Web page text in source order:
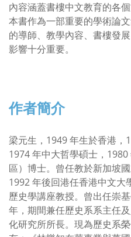
內容涵蓋書樓中文教育的各個
本書作為一部重要的學術論
的導師、教學內容、書樓發
影響十分重要。
作者簡介
梁元生，1949 年生於香港，
1974 年中大哲學碩士，
區）博士。曾任教於新加坡
1992 年後回港任香港中文大
歷史學講座教授。曾出任崇
年，期間兼任歷史系系主任
化研究所所長。現為歷史系